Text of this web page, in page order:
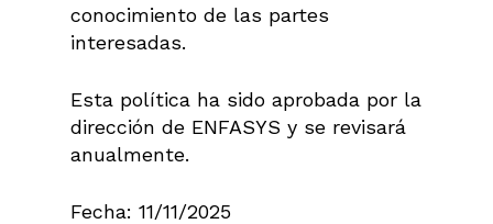
conocimiento de las partes
interesadas.
Esta política ha sido aprobada por la
dirección de ENFASYS y se revisará
anualmente.
Fecha: 11/11/2025